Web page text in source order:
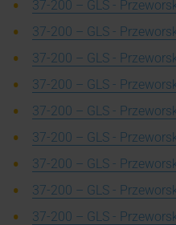
37-200 – GLS -
37-200 – GLS -
37-200 – GLS -
37-200 – GLS -
37-200 – GLS -
37-200 – GLS -
37-200 – GLS -
37-200 – GLS -
37-200 – GLS -